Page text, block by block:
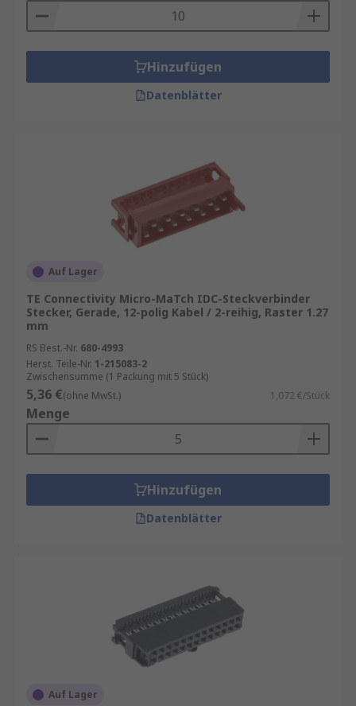
Hinzufügen
Datenblätter
Auf Lager
TE Connectivity Micro-MaTch IDC-Steckverbinder
Stecker, Gerade, 12-polig Kabel / 2-reihig, Raster 1.27
mm
RS Best.-Nr. 680-4993
Herst. Teile-Nr. 1-215083-2
Zwischensumme (1 Packung mit 5 Stück)
5,36 €(ohne MwSt.) 1,072 €/Stück
Menge
Hinzufügen
Datenblätter
Auf Lager